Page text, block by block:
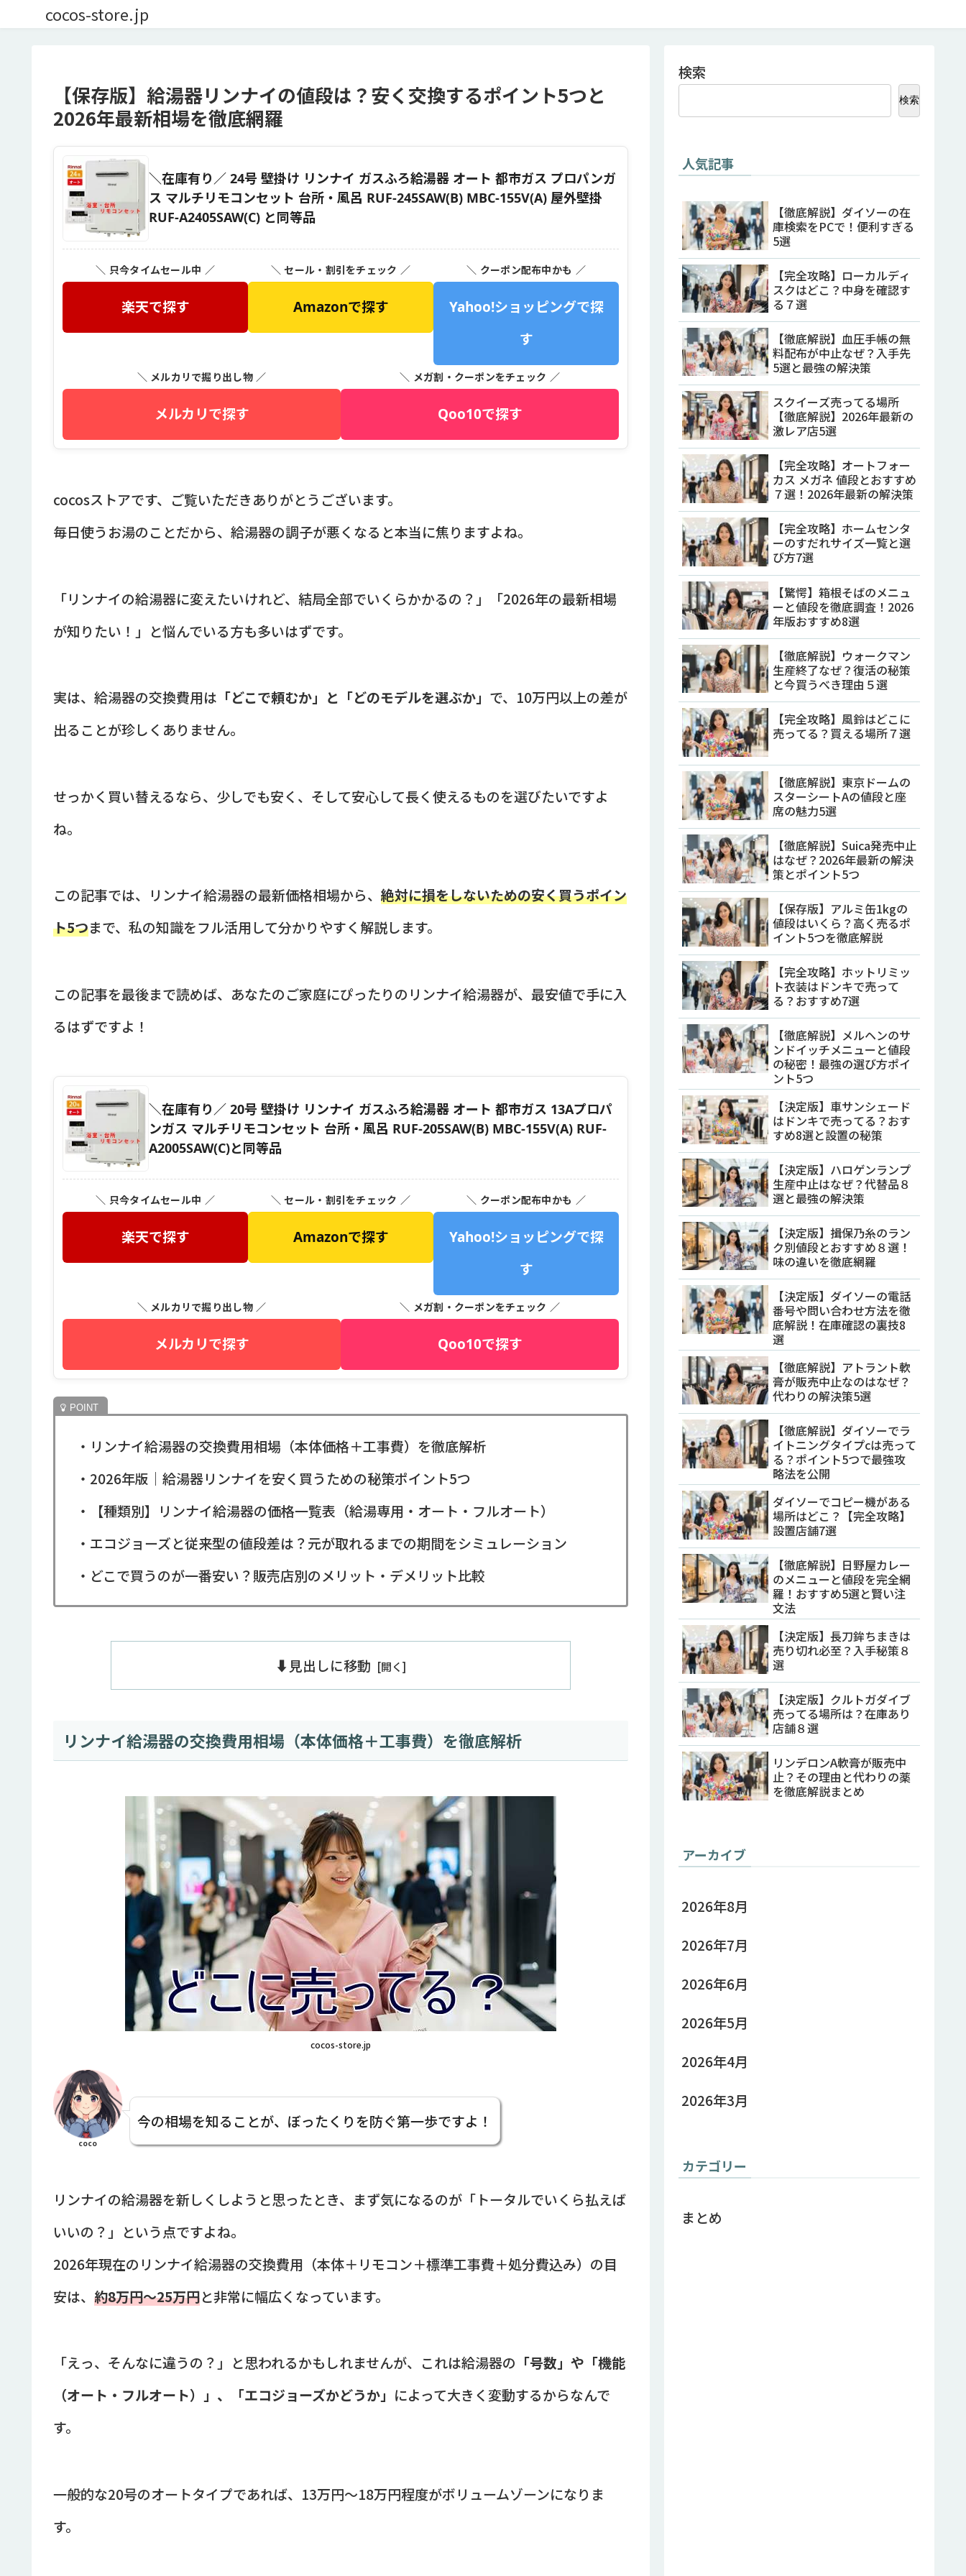
cocos-store.jp
【保存版】給湯器リンナイの値段は？安く交換するポイント5つと
2026年最新相場を徹底網羅
＼在庫有り／ 24号 壁掛け リンナイ ガスふろ給湯器 オート 都市ガス プロパンガ
ス マルチリモコンセット 台所・風呂 RUF-245SAW(B) MBC-155V(A) 屋外壁掛
RUF-A2405SAW(C) と同等品
＼ 只今タイムセール中 ／
楽天で探す
＼ セール・割引をチェック ／
Amazonで探す
＼ クーポン配布中かも ／
Yahoo!ショッピングで探
す
＼ メルカリで掘り出し物 ／
メルカリで探す
＼ メガ割・クーポンをチェック ／
Qoo10で探す
cocosストアです、ご覧いただきありがとうございます。
毎日使うお湯のことだから、給湯器の調子が悪くなると本当に焦りますよね。
「リンナイの給湯器に変えたいけれど、結局全部でいくらかかるの？」「2026年の最新相場
が知りたい！」と悩んでいる方も多いはずです。
実は、給湯器の交換費用は 「どこで頼むか」と「どのモデルを選ぶか」 で、10万円以上の差が
出ることが珍しくありません。
せっかく買い替えるなら、少しでも安く、そして安心して長く使えるものを選びたいですよ
ね。
この記事では、リンナイ給湯器の最新価格相場から、 絶対に損をしないための安く買うポイン
ト5つまで、私の知識をフル活用して分かりやすく解説します。
この記事を最後まで読めば、あなたのご家庭にぴったりのリンナイ給湯器が、最安値で手に入
るはずですよ！
＼在庫有り／ 20号 壁掛け リンナイ ガスふろ給湯器 オート 都市ガス 13Aプロパ
ンガス マルチリモコンセット 台所・風呂 RUF-205SAW(B) MBC-155V(A) RUF-
A2005SAW(C)と同等品
＼ 只今タイムセール中 ／
楽天で探す
＼ セール・割引をチェック ／
Amazonで探す
＼ クーポン配布中かも ／
Yahoo!ショッピングで探
す
＼ メルカリで掘り出し物 ／
メルカリで探す
＼ メガ割・クーポンをチェック ／
Qoo10で探す
・リンナイ給湯器の交換費用相場（本体価格＋工事費）を徹底解析
・2026年版｜給湯器リンナイを安く買うための秘策ポイント5つ
・【種類別】リンナイ給湯器の価格一覧表（給湯専用・オート・フルオート）
・エコジョーズと従来型の値段差は？元が取れるまでの期間をシミュレーション
・どこで買うのが一番安い？販売店別のメリット・デメリット比較
⬇️見出しに移動
リンナイ給湯器の交換費用相場（本体価格＋工事費）を徹底解析
cocos-store.jp
coco
今の相場を知ることが、ぼったくりを防ぐ第一歩ですよ！
リンナイの給湯器を新しくしようと思ったとき、まず気になるのが「トータルでいくら払えば
いいの？」という点ですよね。
2026年現在のリンナイ給湯器の交換費用（本体＋リモコン＋標準工事費＋処分費込み）の目
安は、 約8万円〜25万円と非常に幅広くなっています。
「えっ、そんなに違うの？」と思われるかもしれませんが、これは給湯器の 「号数」や「機能
（オート・フルオート）」、「エコジョーズかどうか」 によって大きく変動するからなんで
す。
一般的な20号のオートタイプであれば、13万円〜18万円程度がボリュームゾーンになりま
す。
検索
検索
人気記事
【徹底解説】ダイソーの在
庫検索をPCで！便利すぎる
5選
【完全攻略】ローカルディ
スクはどこ？中身を確認す
る７選
【徹底解説】血圧手帳の無
料配布が中止なぜ？入手先
5選と最強の解決策
スクイーズ売ってる場所
【徹底解説】2026年最新の
激レア店5選
【完全攻略】オートフォー
カス メガネ 値段とおすすめ
７選！2026年最新の解決策
【完全攻略】ホームセンタ
ーのすだれサイズ一覧と選
び方7選
【驚愕】箱根そばのメニュ
ーと値段を徹底調査！2026
年版おすすめ8選
【徹底解説】ウォークマン
生産終了なぜ？復活の秘策
と今買うべき理由５選
【完全攻略】風鈴はどこに
売ってる？買える場所７選
【徹底解説】東京ドームの
スターシートAの値段と座
席の魅力5選
【徹底解説】Suica発売中止
はなぜ？2026年最新の解決
策とポイント5つ
【保存版】アルミ缶1kgの
値段はいくら？高く売るポ
イント5つを徹底解説
【完全攻略】ホットリミッ
ト衣装はドンキで売って
る？おすすめ7選
【徹底解説】メルヘンのサ
ンドイッチメニューと値段
の秘密！最強の選び方ポイ
ント5つ
【決定版】車サンシェード
はドンキで売ってる？おす
すめ8選と設置の秘策
【決定版】ハロゲンランプ
生産中止はなぜ？代替品８
選と最強の解決策
【決定版】揖保乃糸のラン
ク別値段とおすすめ８選！
味の違いを徹底網羅
【決定版】ダイソーの電話
番号や問い合わせ方法を徹
底解説！在庫確認の裏技8
選
【徹底解説】アトラント軟
膏が販売中止なのはなぜ？
代わりの解決策5選
【徹底解説】ダイソーでラ
イトニングタイプcは売って
る？ポイント5つで最強攻
略法を公開
ダイソーでコピー機がある
場所はどこ？【完全攻略】
設置店舗7選
【徹底解説】日野屋カレー
のメニューと値段を完全網
羅！おすすめ5選と賢い注
文法
【決定版】長刀鉾ちまきは
売り切れ必至？入手秘策８
選
【決定版】クルトガダイブ
売ってる場所は？在庫あり
店舗８選
リンデロンA軟膏が販売中
止？その理由と代わりの薬
を徹底解説まとめ
アーカイブ
2026年8月
2026年7月
2026年6月
2026年5月
2026年4月
2026年3月
カテゴリー
まとめ